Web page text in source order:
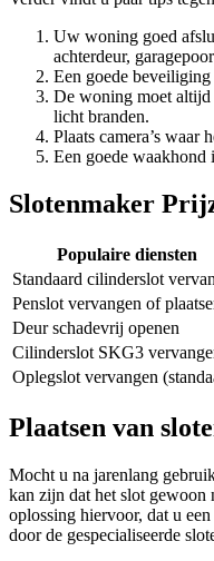
Uw woning goed
achterdeur,
Een goede
De woning moet
licht branden.
Plaats camera’s waar
Een goede waakhond
Slotenmaker
Populaire diensten
Standaard cilinderslot
Penslot vervangen of
Deur schadevrij openen
Cilinderslot SKG3
Oplegslot vervangen
Plaatsen van
Mocht u na jarenlang
kan zijn dat het slot gewoon
oplossing hiervoor, dat u
door de gespecialiseerde